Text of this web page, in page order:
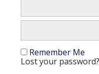
Remember Me
Lost your password?